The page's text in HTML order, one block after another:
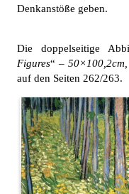
Denkanstöße geben.
Die doppelseitige
Figures“ –
auf den Seiten 262/263.